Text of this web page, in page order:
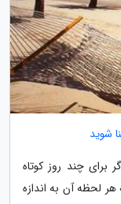
شوید
برای چند روز کوتاه
لحظه آن به اندازه